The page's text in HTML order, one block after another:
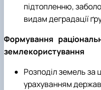
підтопленню,
видам деградації
Формування
землекористування
Розподіл земель за
урахуванням